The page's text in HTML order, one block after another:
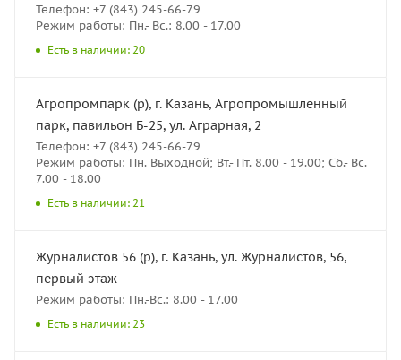
Телефон: +7 (843) 245-66-79
Режим работы: Пн.- Вс.: 8.00 - 17.00
Есть в наличии: 20
Агропромпарк (р), г. Казань, Агропромышленный
парк, павильон Б-25, ул. Аграрная, 2
Телефон: +7 (843) 245-66-79
Режим работы: Пн. Выходной; Вт.- Пт. 8.00 - 19.00; Сб.- Вс.
7.00 - 18.00
Есть в наличии: 21
Журналистов 56 (р), г. Казань, ул. Журналистов, 56,
первый этаж
Режим работы: Пн.-Вс.: 8.00 - 17.00
Есть в наличии: 23